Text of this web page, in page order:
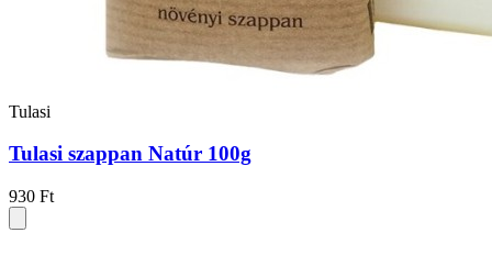
Tulasi
Tulasi szappan Natúr 100g
930 Ft